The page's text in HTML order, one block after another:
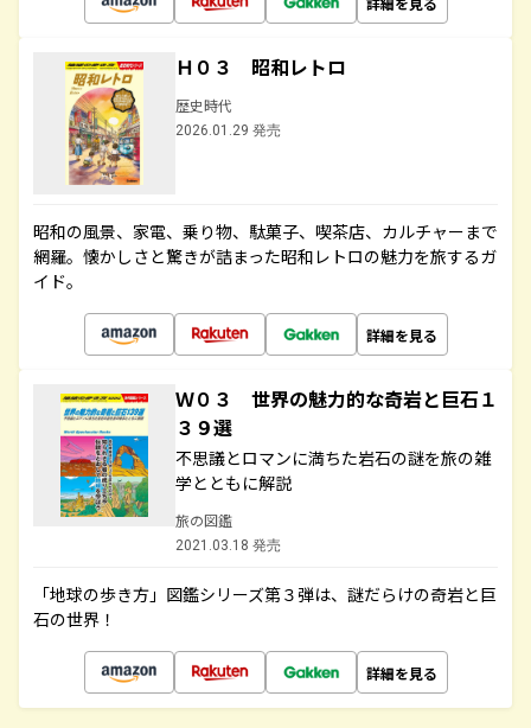
Ｈ０３ 昭和レトロ
歴史時代
2026.01.29 発売
昭和の風景、家電、乗り物、駄菓子、喫茶店、カルチャーまで
網羅。懐かしさと驚きが詰まった昭和レトロの魅力を旅するガ
イド。
詳細を見る
Ｗ０３ 世界の魅力的な奇岩と巨石１
３９選
不思議とロマンに満ちた岩石の謎を旅の雑
学とともに解説
旅の図鑑
2021.03.18 発売
「地球の歩き方」図鑑シリーズ第３弾は、謎だらけの奇岩と巨
石の世界！
詳細を見る